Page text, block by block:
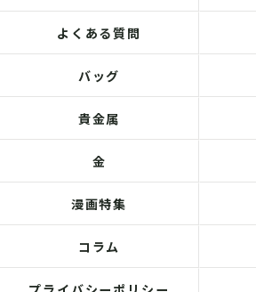
よくある質問
バッグ
貴金属
金
漫画特集
コラム